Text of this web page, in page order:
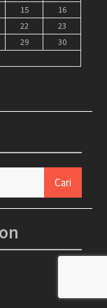
15
16
22
23
29
30